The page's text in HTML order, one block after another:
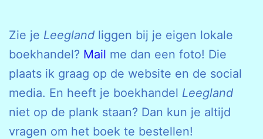
Zie je Leegland liggen bij je eigen lokale
boekhandel? Mail me dan een foto! Die
plaats ik graag op de website en de social
media. En heeft je boekhandel Leegland
niet op de plank staan? Dan kun je altijd
vragen om het boek te bestellen!